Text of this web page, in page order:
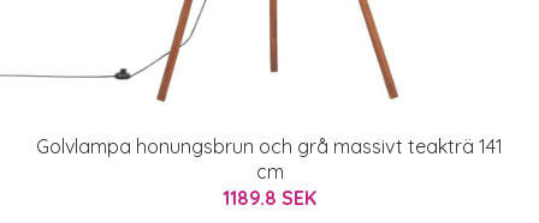
Golvlampa honungsbrun och grå massivt teakträ 141
cm
1189.8 SEK